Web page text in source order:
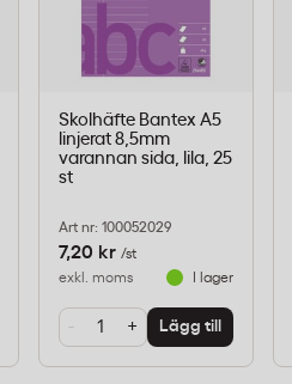
Skolhäfte Bantex A5
linjerat 8,5mm
varannan sida, lila, 25
st
Art nr: 100052029
7,20 kr /st
exkl. moms
I lager
- + Lägg till